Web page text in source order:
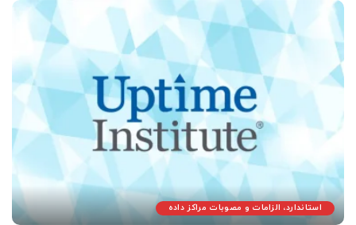
استاندارد، الزامات و مصوبات مراکز داده